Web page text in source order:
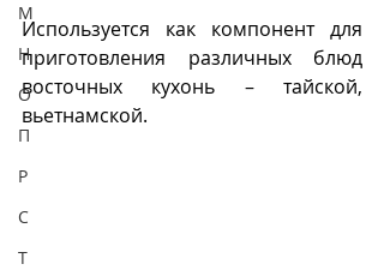
М
Н
О
П
Р
С
Т
Используется как компонент для
приготовления различных блюд
восточных кухонь – тайской,
вьетнамской.